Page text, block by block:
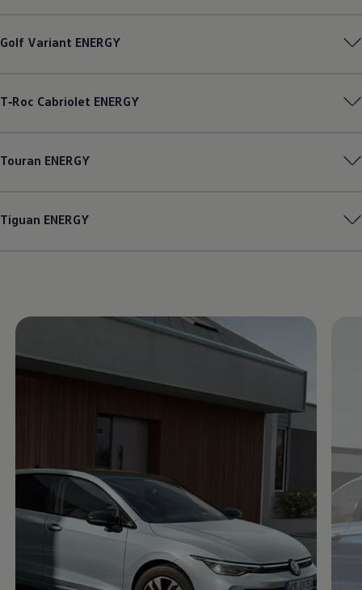
Golf Variant ENERGY
T‑Roc Cabriolet ENERGY
Touran ENERGY
Tiguan ENERGY